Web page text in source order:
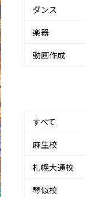
ダンス
楽器
動画作成
すべて
麻生校
札幌大通校
琴似校